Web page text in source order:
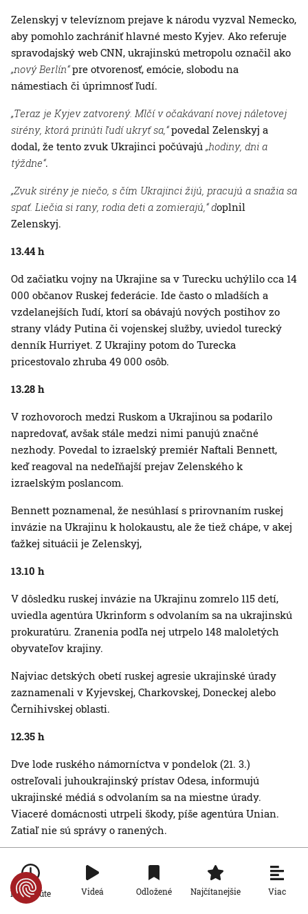
Zelenskyj v televíznom prejave k národu vyzval Nemecko,
aby pomohlo zachrániť hlavné mesto Kyjev. Ako referuje
spravodajský web CNN, ukrajinskú metropolu označil ako
„nový Berlín“pre otvorenosť, emócie, slobodu na
námestiach či úprimnosť ľudí.
„Teraz je Kyjev zatvorený. Mlčí v očakávaní novej náletovej
sirény, ktorá prinúti ľudí ukryť sa,“povedal Zelenskyj a
dodal, že tento zvuk Ukrajinci počúvajú „hodiny, dni a
týždne“.
„Zvuk sirény je niečo, s čím Ukrajinci žijú, pracujú a snažia sa
spať. Liečia si rany, rodia deti a zomierajú,“ doplnil
Zelenskyj.
13.44 h
Od začiatku vojny na Ukrajine sa v Turecku uchýlilo cca 14
000 občanov Ruskej federácie. Ide často o mladších a
vzdelanejších ľudí, ktorí sa obávajú nových postihov zo
strany vlády Putina či vojenskej služby, uviedol turecký
denník Hurriyet. Z Ukrajiny potom do Turecka
pricestovalo zhruba 49 000 osôb.
13.28 h
V rozhovoroch medzi Ruskom a Ukrajinou sa podarilo
napredovať, avšak stále medzi nimi panujú značné
nezhody. Povedal to izraelský premiér Naftali Bennett,
keď reagoval na nedeľňajší prejav Zelenského k
izraelským poslancom.
Bennett poznamenal, že nesúhlasí s prirovnaním ruskej
invázie na Ukrajinu k holokaustu, ale že tiež chápe, v akej
ťažkej situácii je Zelenskyj,
13.10 h
V dôsledku ruskej invázie na Ukrajinu zomrelo 115 detí,
uviedla agentúra Ukrinform s odvolaním sa na ukrajinskú
prokuratúru. Zranenia podľa nej utrpelo 148 maloletých
obyvateľov krajiny.
Najviac detských obetí ruskej agresie ukrajinské úrady
zaznamenali v Kyjevskej, Charkovskej, Doneckej alebo
Černihivskej oblasti.
12.35 h
Dve lode ruského námorníctva v pondelok (21. 3.)
ostreľovali juhoukrajinský prístav Odesa, informujú
ukrajinské médiá s odvolaním sa na miestne úrady.
Viaceré domácnosti utrpeli škody, píše agentúra Unian.
Zatiaľ nie sú správy o ranených.
As a result of this morning's shelling from the
#Russian
naval artillery in #Odesa
, several houses were destroyed,
reports the speaker of the regional administration Sergey
Po minúte Videá Odložené Najčítanejšie Viac